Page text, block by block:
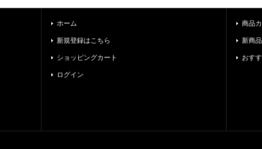
ホーム
新規登録はこちら
ショッピングカート
ログイン
商品
新商品
おす